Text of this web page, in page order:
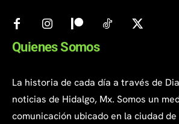
Quienes Somos
La historia de cada día a través de
noticias de Hidalgo, Mx. Somos un
comunicación ubicado en la ciudad de